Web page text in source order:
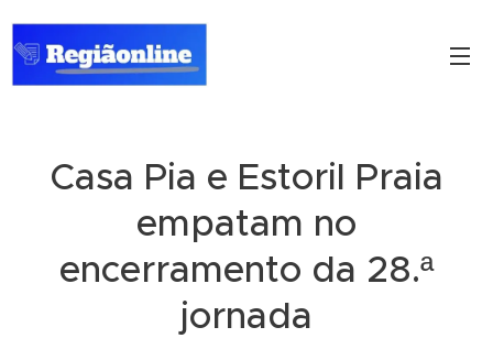
Casa Pia e Estoril Praia
empatam no
encerramento da 28.ª
jornada